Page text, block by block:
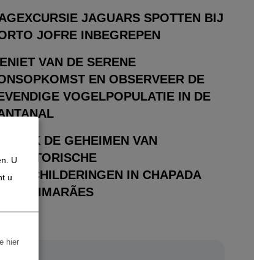
JAGUARS SPOTTEN BIJ
JOFRE INBEGREPEN
VAN DE SERENE
EN OBSERVEER DE
VOGELPOPULATIE IN DE
DE GEHEIMEN VAN
IN CHAPADA
GUIMARÃES
U
u
hier